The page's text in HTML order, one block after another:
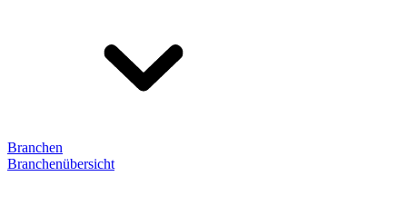
Branchen
Branchenübersicht